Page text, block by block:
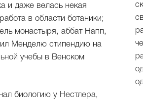
и даже велась некая
в области ботаники;
монастыря, аббат Напп,
Менделю стипендию на
учебы в Венском
биологию у Нестлера,